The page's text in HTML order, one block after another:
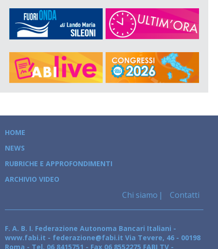
HOME
NEWS
RUBRICHE E APPROFONDIMENTI
ARCHIVIO VIDEO
Chi siamo Contatti
F. A. B. I. Federazione Autonoma Bancari Italiani -
www.fabi.it - federazione@fabi.it Via Tevere, 46 - 00198
Roma - Tel. 06 8415751 - Fax 06 8552275 FABI TV -